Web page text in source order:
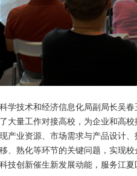
学技术和经济信息化局副局长吴
大量工作对接高校，为企业和高
产业资源、市场需求与产品设计
、熟化等环节的关键问题，实现
技创新催生新发展动能，服务江夏